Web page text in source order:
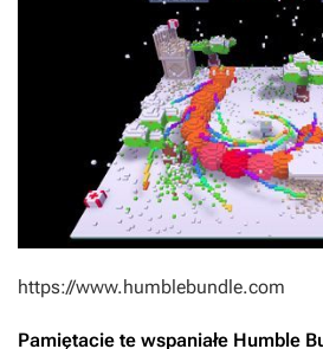
https://www.humblebundle.com
Pamiętacie te wspaniałe Humble